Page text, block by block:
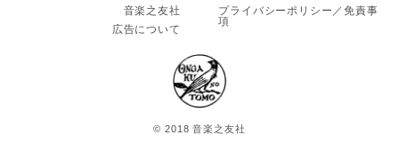
音楽之友社
広告について
プライバシーポリシー／免責事
項
© 2018 音楽之友社